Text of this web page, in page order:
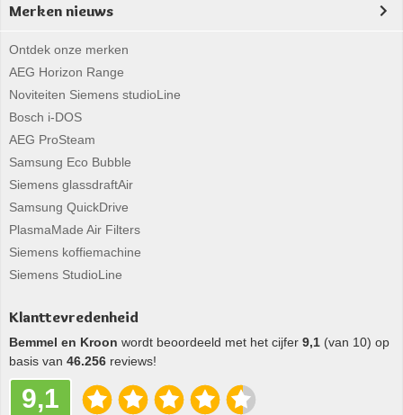
Merken nieuws
Ontdek onze merken
AEG Horizon Range
Noviteiten Siemens studioLine
Bosch i-DOS
AEG ProSteam
Samsung Eco Bubble
Siemens glassdraftAir
Samsung QuickDrive
PlasmaMade Air Filters
Siemens koffiemachine
Siemens StudioLine
Klanttevredenheid
Bemmel en Kroon wordt beoordeeld met het cijfer 9,1 (van 10) op
basis van 46.256 reviews!
9,1